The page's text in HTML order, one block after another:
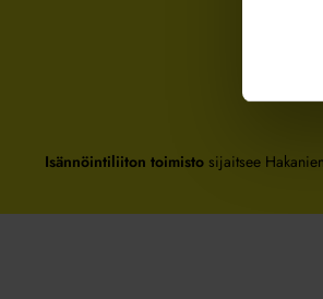
Isännöintiliiton toimistosijaitsee